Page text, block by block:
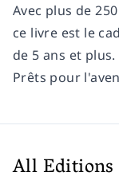
Avec plus de
ce livre est le
de 5 ans et plus.
Prêts pour
All Editions